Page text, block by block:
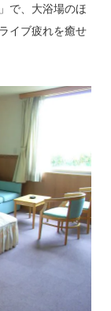
で、大浴場のほ
イブ疲れを癒せ